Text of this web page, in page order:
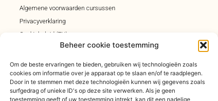
Beheer cookie toestemming
Om de beste ervaringen te bieden, gebruiken wij technologieën zoals
cookies om informatie over je apparaat op te slaan en/of te raadplegen.
Door in te stemmen met deze technologieën kunnen wij gegevens zoals
surfgedrag of unieke ID's op deze site verwerken. Als je geen
toestemming geeft of uw toestemming intrekt, kan dit een nadelige
Algemene voorwaarden cursussen
Privacyverklaring
Cookiebeleid (EU)
Klachtenregeling
INSCHRIJVEN INSPIRATIEMAIL
Elke vrijdagochtend om 9.00 uur een inspiratiemail n je